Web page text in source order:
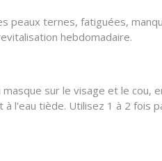
peaux ternes, fatiguées,
hebdomadaire.
sur le visage et le
l'eau tiède. Utilisez 1 à 2